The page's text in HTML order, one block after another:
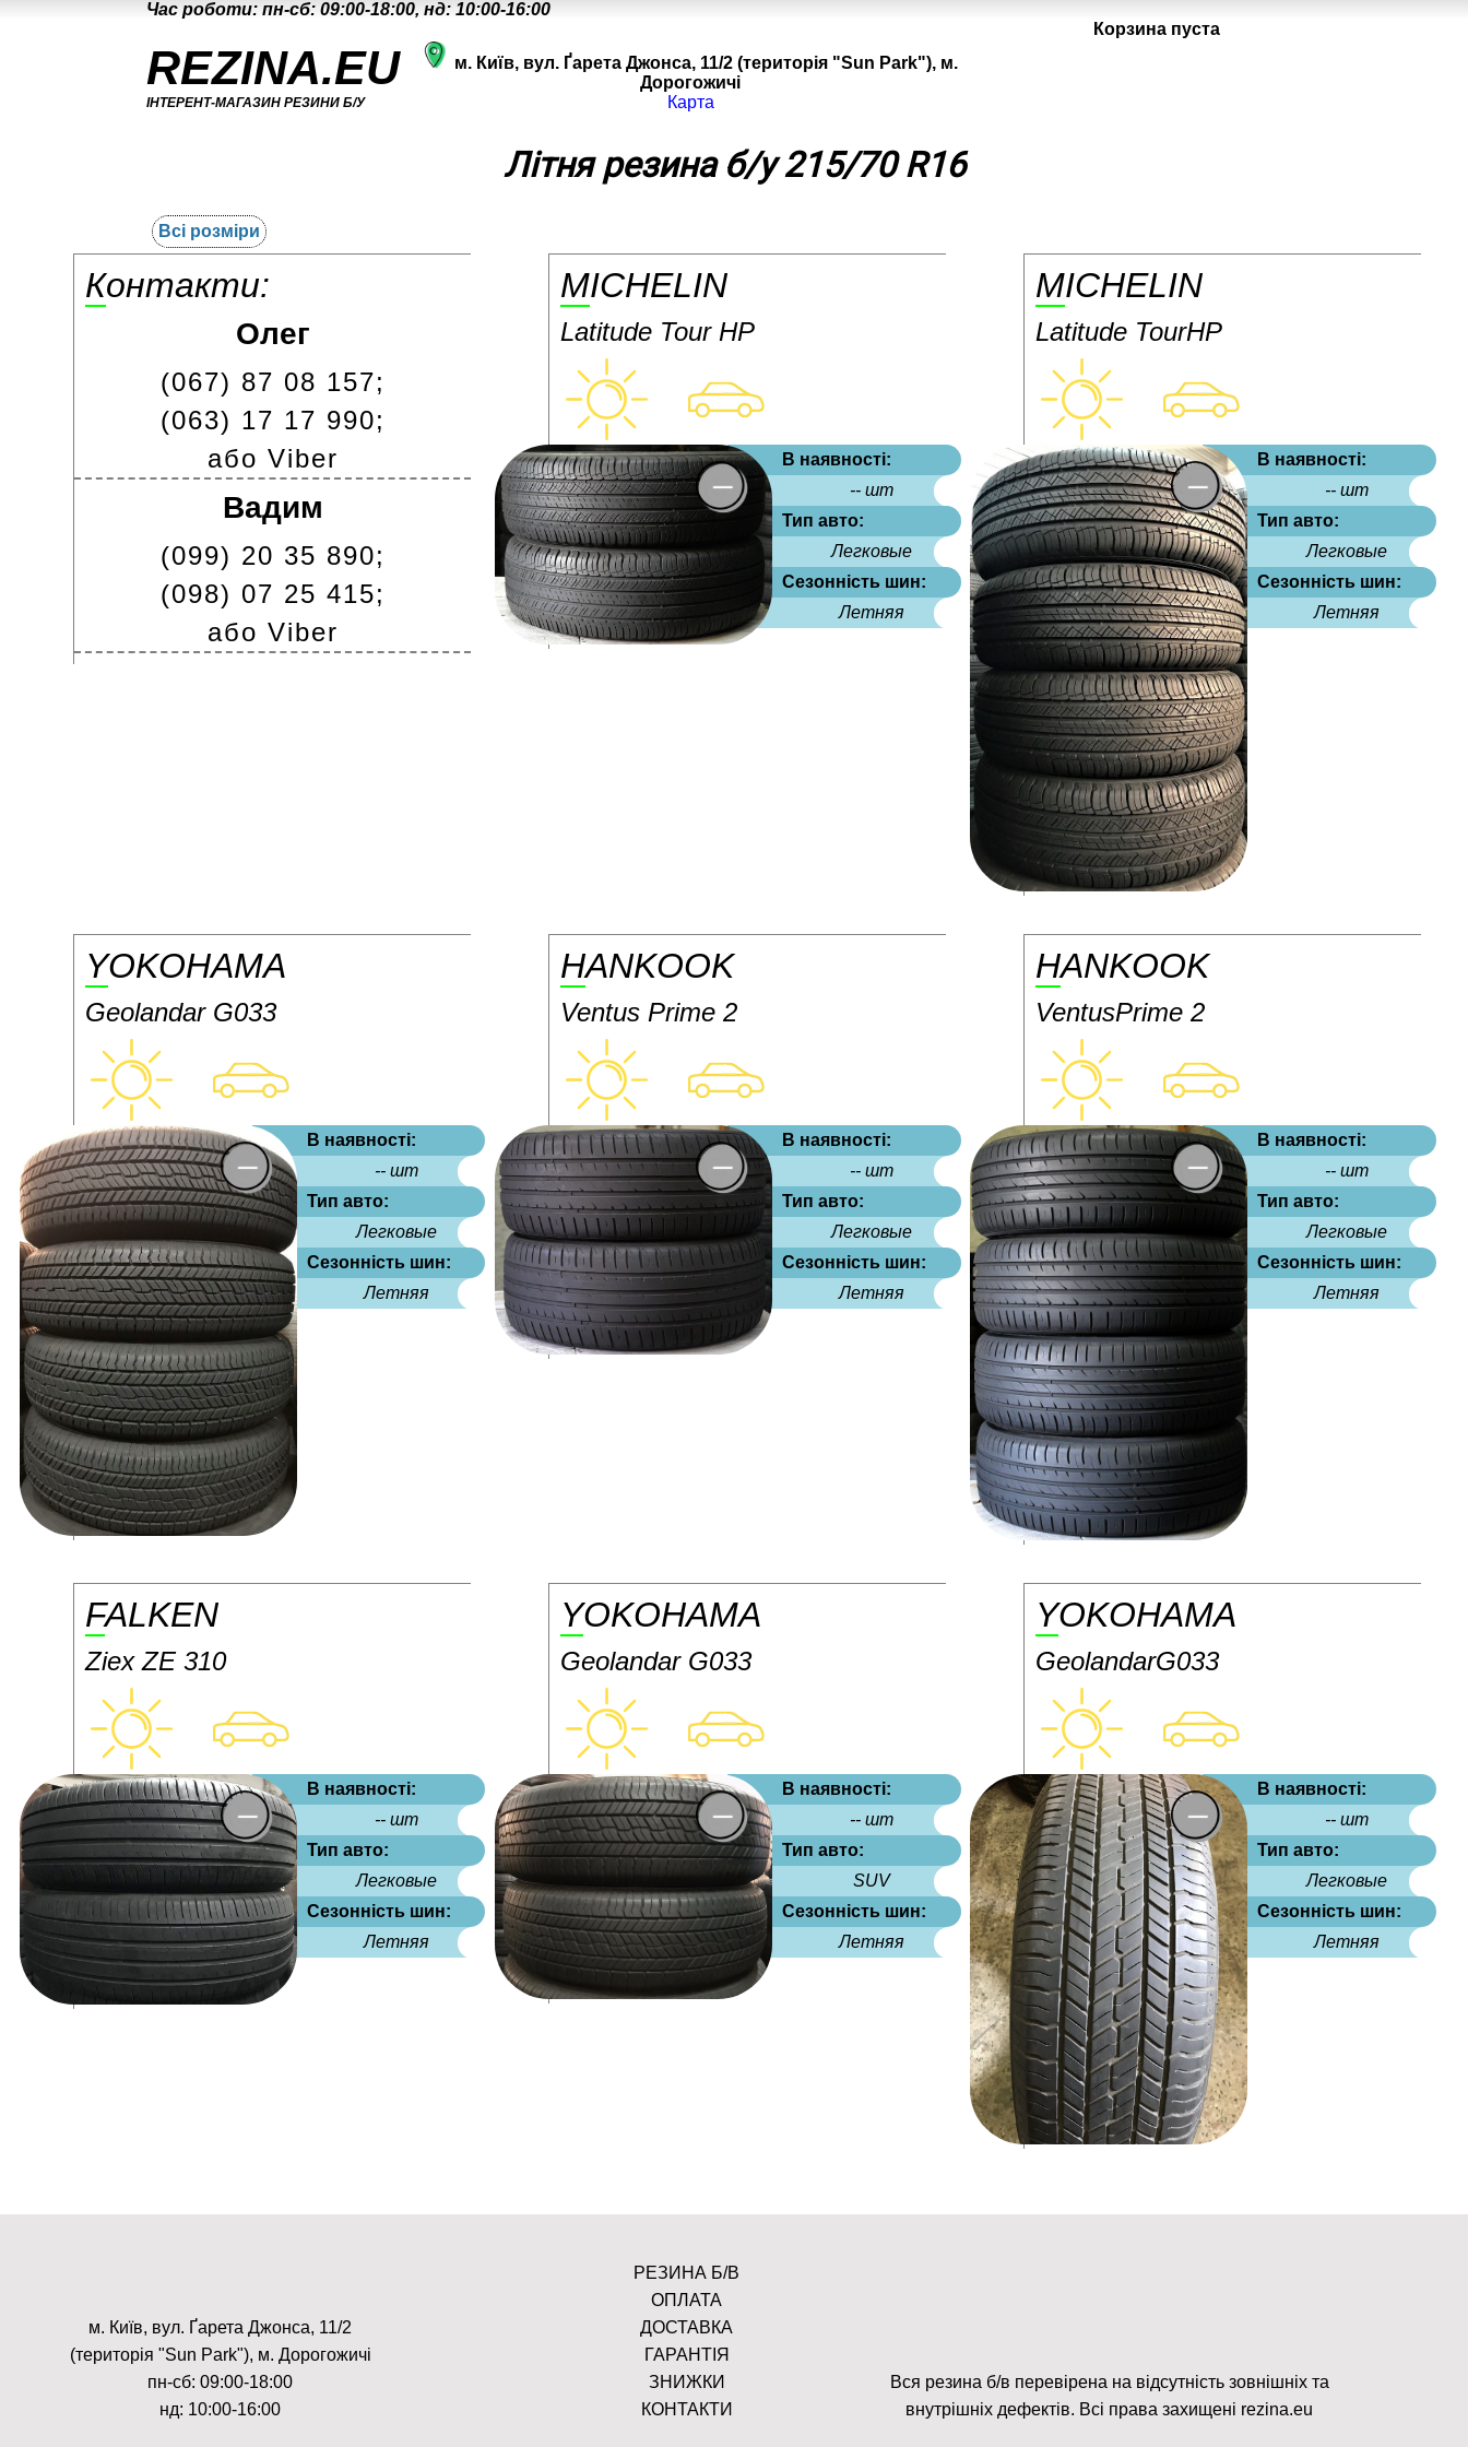
Час роботи: пн-сб: 09:00-18:00, нд: 10:00-16:00
REZINA.EU
ІНТЕРЕНТ-МАГАЗИН РЕЗИНИ Б/У
м. Київ, вул. Ґарета Джонса, 11/2 (територія "Sun Park"), м.
Дорогожичі
Карта
Корзина пуста
Літня резина б/у 215/70 R16
Всі розміри
Контакти:
Олег
(067) 87 08 157;
(063) 17 17 990;
або Viber
Вадим
(099) 20 35 890;
(098) 07 25 415;
або Viber
MICHELIN
Latitude Tour HP
В наявності:
-- шт
Тип авто:
Легковые
Сезонність шин:
Летняя
MICHELIN
Latitude TourHP
В наявності:
-- шт
Тип авто:
Легковые
Сезонність шин:
Летняя
YOKOHAMA
Geolandar G033
В наявності:
-- шт
Тип авто:
Легковые
Сезонність шин:
Летняя
HANKOOK
Ventus Prime 2
В наявності:
-- шт
Тип авто:
Легковые
Сезонність шин:
Летняя
HANKOOK
VentusPrime 2
В наявності:
-- шт
Тип авто:
Легковые
Сезонність шин:
Летняя
FALKEN
Ziex ZE 310
В наявності:
-- шт
Тип авто:
Легковые
Сезонність шин:
Летняя
YOKOHAMA
Geolandar G033
В наявності:
-- шт
Тип авто:
SUV
Сезонність шин:
Летняя
YOKOHAMA
GeolandarG033
В наявності:
-- шт
Тип авто:
Легковые
Сезонність шин:
Летняя
м. Київ, вул. Ґарета Джонса, 11/2
(територія "Sun Park"), м. Дорогожичі
пн-сб: 09:00-18:00
нд: 10:00-16:00
РЕЗИНА Б/В
ОПЛАТА
ДОСТАВКА
ГАРАНТІЯ
ЗНИЖКИ
КОНТАКТИ
Вся резина б/в перевірена на відсутність зовнішніх та
внутрішніх дефектів. Всі права захищені rezina.eu